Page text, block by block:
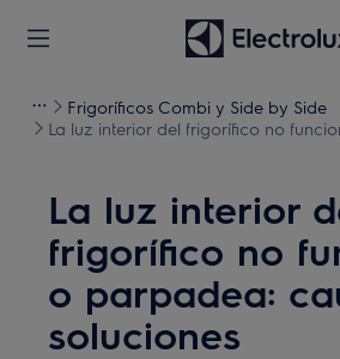
Frigoríficos Combi y Side by Side
La luz interior del frigorífico no
La luz interior
frigorífico no
o parpadea:
soluciones